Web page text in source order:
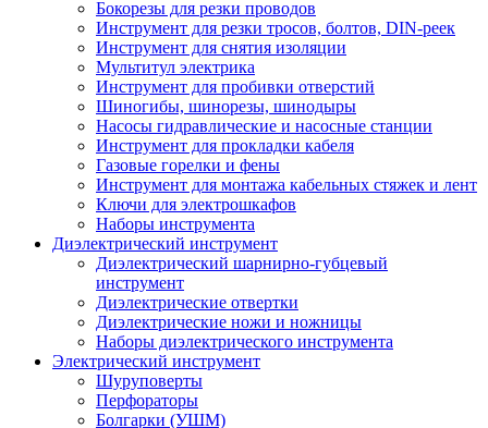
Бокорезы для резки проводов
Инструмент для резки тросов, болтов, DIN-реек
Инструмент для снятия изоляции
Мультитул электрика
Инструмент для пробивки отверстий
Шиногибы, шинорезы, шинодыры
Насосы гидравлические и насосные станции
Инструмент для прокладки кабеля
Газовые горелки и фены
Инструмент для монтажа кабельных стяжек и лент
Ключи для электрошкафов
Наборы инструмента
Диэлектрический инструмент
Диэлектрический шарнирно-губцевый
инструмент
Диэлектрические отвертки
Диэлектрические ножи и ножницы
Наборы диэлектрического инструмента
Электрический инструмент
Шуруповерты
Перфораторы
Болгарки (УШМ)